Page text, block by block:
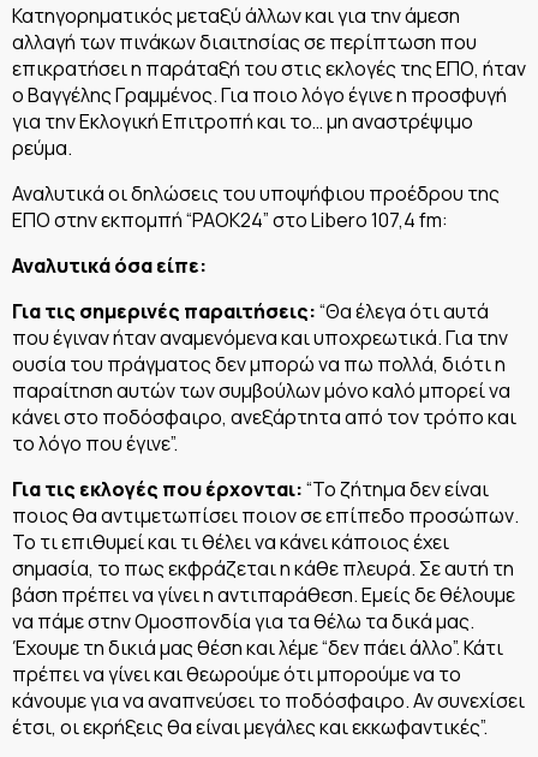
Κατηγορηματικός μεταξύ άλλων και για την άμεση
αλλαγή των πινάκων διαιτησίας σε περίπτωση που
επικρατήσει η παράταξή του στις εκλογές της ΕΠΟ, ήταν
ο Βαγγέλης Γραμμένος. Για ποιο λόγο έγινε η προσφυγή
για την Εκλογική Επιτροπή και το… μη αναστρέψιμο
ρεύμα.
Αναλυτικά οι δηλώσεις του υποψήφιου προέδρου της
ΕΠΟ στην εκπομπή “PAOK24” στο Libero 107,4 fm:
Αναλυτικά όσα είπε:
Για τις σημερινές παραιτήσεις:“Θα έλεγα ότι αυτά
που έγιναν ήταν αναμενόμενα και υποχρεωτικά. Για την
ουσία του πράγματος δεν μπορώ να πω πολλά, διότι η
παραίτηση αυτών των συμβούλων μόνο καλό μπορεί να
κάνει στο ποδόσφαιρο, ανεξάρτητα από τον τρόπο και
το λόγο που έγινε”.
Για τις εκλογές που έρχονται:“Το ζήτημα δεν είναι
ποιος θα αντιμετωπίσει ποιον σε επίπεδο προσώπων.
Το τι επιθυμεί και τι θέλει να κάνει κάποιος έχει
σημασία, το πως εκφράζεται η κάθε πλευρά. Σε αυτή τη
βάση πρέπει να γίνει η αντιπαράθεση. Εμείς δε θέλουμε
να πάμε στην Ομοσπονδία για τα θέλω τα δικά μας.
Έχουμε τη δικιά μας θέση και λέμε “δεν πάει άλλο”. Κάτι
πρέπει να γίνει και θεωρούμε ότι μπορούμε να το
κάνουμε για να αναπνεύσει το ποδόσφαιρο. Αν συνεχίσει
έτσι, οι εκρήξεις θα είναι μεγάλες και εκκωφαντικές”.